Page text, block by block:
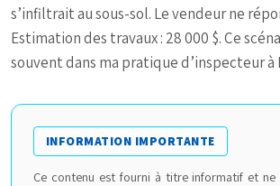
s’infiltrait au sous-sol. Le vendeur ne
Estimation des travaux : 28 000 $. Ce
souvent dans ma pratique d’inspecteur à
INFORMATION IMPORTANTE
Ce contenu est fourni à titre informatif et ne